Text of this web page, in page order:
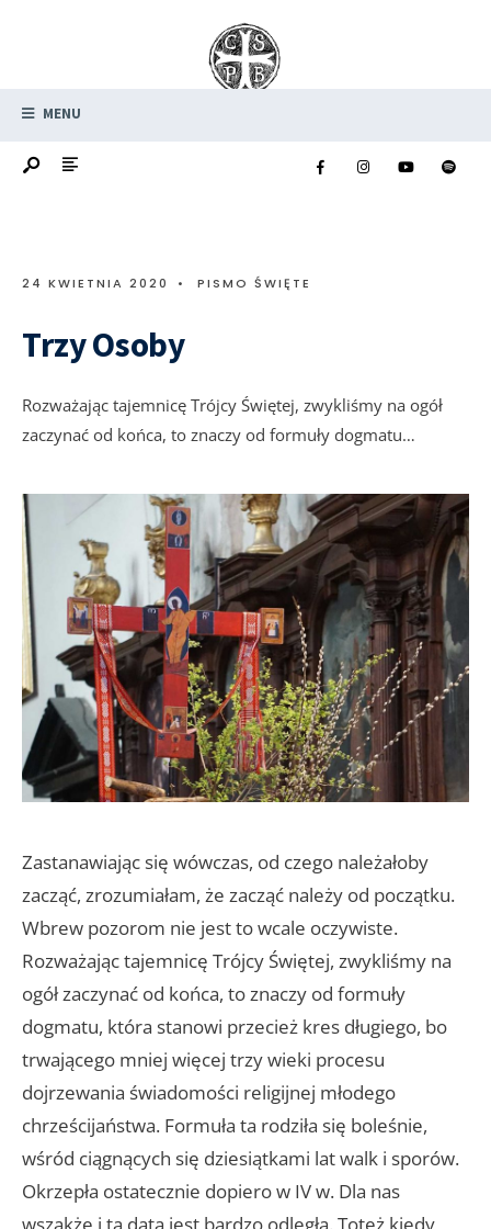
MENU
24 KWIETNIA 2020 • PISMO ŚWIĘTE
Trzy Osoby
Rozważając tajemnicę Trójcy Świętej, zwykliśmy na ogół
zaczynać od końca, to znaczy od formuły dogmatu…
Zastanawiając się wówczas, od czego należałoby
zacząć, zrozumiałam, że zacząć należy od początku.
Wbrew pozorom nie jest to wcale oczywiste.
Rozważając tajemnicę Trójcy Świętej, zwykliśmy na
ogół zaczynać od końca, to znaczy od formuły
dogmatu, która stanowi przecież kres długiego, bo
trwającego mniej więcej trzy wieki procesu
dojrzewania świadomości religijnej młodego
chrześcijaństwa. Formuła ta rodziła się boleśnie,
wśród ciągnących się dziesiątkami lat walk i sporów.
Okrzepła ostatecznie dopiero w IV w. Dla nas